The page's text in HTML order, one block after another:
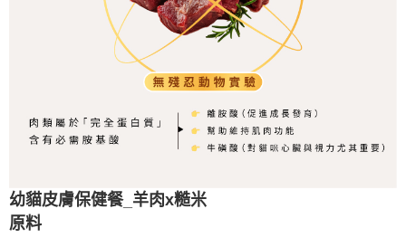
幼貓皮膚保健餐_羊肉x糙米
原料